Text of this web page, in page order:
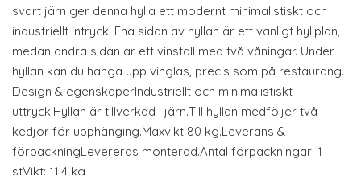
svart järn ger denna hylla ett modernt minimalistiskt och
industriellt intryck. Ena sidan av hyllan är ett vanligt hyllplan,
medan andra sidan är ett vinställ med två våningar. Under
hyllan kan du hänga upp vinglas, precis som på restaurang.
Design & egenskaperIndustriellt och minimalistiskt
uttryck.Hyllan är tillverkad i järn.Till hyllan medföljer två
kedjor för upphänging.Maxvikt 80 kg.Leverans &
förpackningLevereras monterad.Antal förpackningar: 1
stVikt: 11,4 kg